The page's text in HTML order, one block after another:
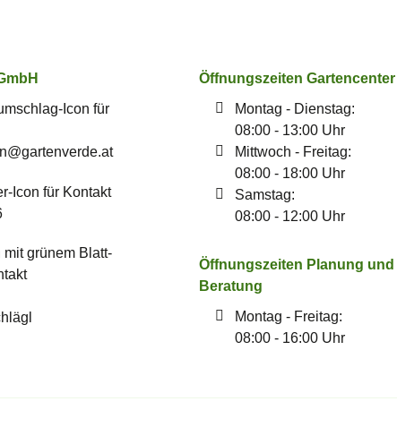
Öffnungszeiten Gartencenter
Montag - Dienstag:
08:00 - 13:00 Uhr
Mittwoch - Freitag:
08:00 - 18:00 Uhr
Samstag:
08:00 - 12:00 Uhr
Öffnungszeiten Planung und
Beratung
Montag - Freitag:
08:00 - 16:00 Uhr